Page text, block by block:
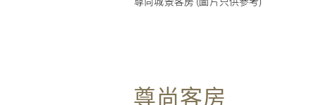
尊尚客房